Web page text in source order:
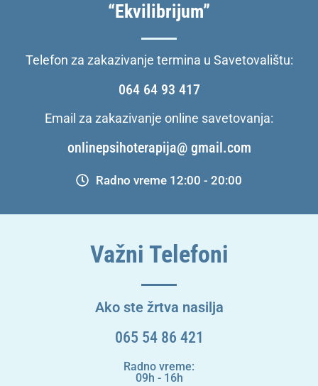
“Ekvilibrijum”
Telefon za zakazivanje termina u Savetovalištu:
064 64 93 417
Email za zakazivanje online savetovanja:
onlinepsihoterapija@ gmail.com
Radno vreme 12:00 - 20:00
Važni Telefoni
Ako ste žrtva nasilja
065 54 86 421
Radno vreme:
09h - 16h